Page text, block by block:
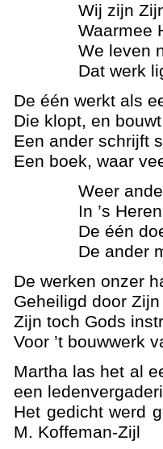
Wij zijn
Waarmee
We leven
Dat werk
De één werkt als
Die klopt, en
Een ander schrijft
Een boek, waar
Weer
In ’s
De één
De ander
De werken onzer
Geheiligd door
Zijn toch Gods
Voor ’t bouwwerk
Martha las het al
een
Het gedicht werd
M. Koffeman-Zijl